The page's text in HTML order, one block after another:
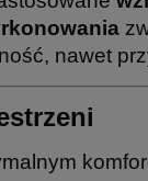
nawet